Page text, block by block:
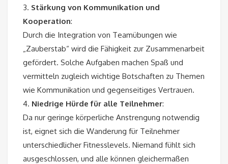
3. Stärkung von Kommunikation und
Kooperation:
Durch die Integration von Teamübungen wie
„Zauberstab“ wird die Fähigkeit zur Zusammenarbeit
gefördert. Solche Aufgaben machen Spaß und
vermitteln zugleich wichtige Botschaften zu Themen
wie Kommunikation und gegenseitiges Vertrauen.
4. Niedrige Hürde für alle Teilnehmer:
Da nur geringe körperliche Anstrengung notwendig
ist, eignet sich die Wanderung für Teilnehmer
unterschiedlicher Fitnesslevels. Niemand fühlt sich
ausgeschlossen, und alle können gleichermaßen